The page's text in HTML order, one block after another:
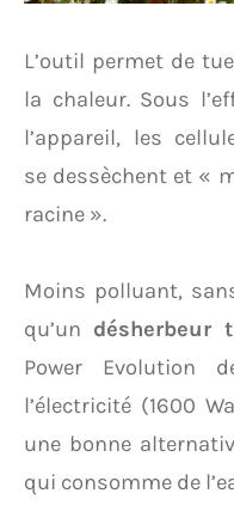
L’outil permet de
la chaleur. Sous
l’appareil, les
se dessèchent et «
racine ».
Moins polluant,
qu’un désherbeur
Power Evolution
l’électricité (1600
une bonne
qui consomme de